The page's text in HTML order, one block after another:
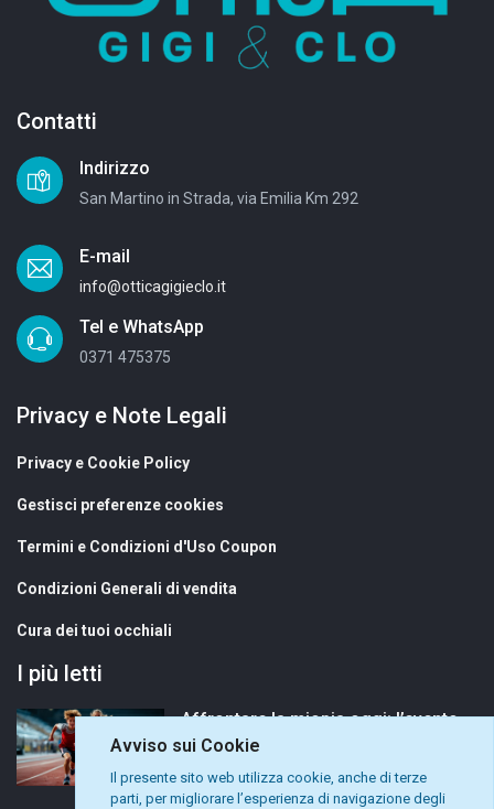
Avviso sui Cookie
Il presente sito web utilizza cookie, anche di terze
parti, per migliorare l’esperienza di navigazione degli
Contatti
Indirizzo
San Martino in Strada, via Emilia Km 292
E-mail
info@otticagigieclo.it
Tel e WhatsApp
0371 475375
Privacy e Note Legali
Privacy e Cookie Policy
Gestisci preferenze cookies
Termini e Condizioni d'Uso Coupon
Condizioni Generali di vendita
Cura dei tuoi occhiali
I più letti
Affrontare la miopia oggi: l’evento MiSight® 1 day in collaborazione con CooperVision